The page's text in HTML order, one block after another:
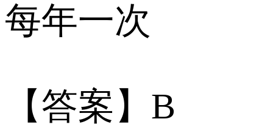
每年一次
【答案】B